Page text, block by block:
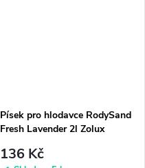
Písek pro hlodavce RodySand
Fresh Lavender 2l Zolux
136 Kč